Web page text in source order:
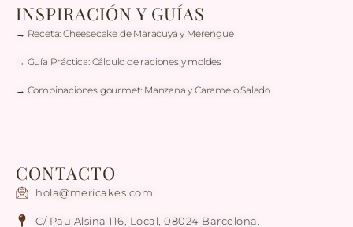
INSPIRACIÓN Y GUÍAS
→ Receta: Cheesecake de Maracuyá y Merengue
→ Guía Práctica: Cálculo de raciones y moldes
→ Combinaciones gourmet: Manzana y Caramelo Salado.
CONTACTO
hola@mericakes.com
C/ Pau Alsina 116, Local, 08024 Barcelona.